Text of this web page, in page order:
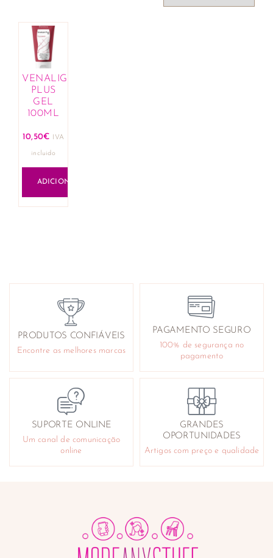
VENALIGHT
PLUS
GEL
100ML
10,50€ IVA
incluido
ADICIONAR
PRODUTOS CONFIÁVEIS
Encontre as melhores marcas
PAGAMENTO SEGURO
100% de segurança no
pagamento
SUPORTE ONLINE
Um canal de comunicação
online
GRANDES
OPORTUNIDADES
Artigos com preço e qualidade